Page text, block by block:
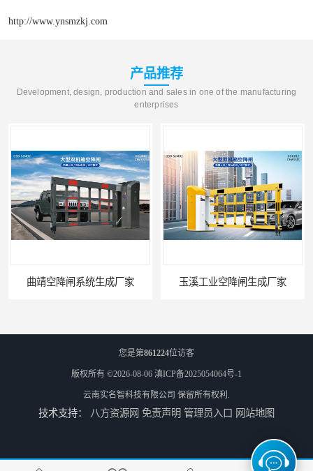
http://www.ynsmzkj.com
产品推荐
Development, design, production and sales in one of the manufacturing
enterprises
曲靖空降闸系统生成厂家 玉溪工业空降闸生成厂家
德宏工业闸门厂家 普洱大型闸门厂家
您是第861224位访客
版权所有 ©2026-08-06 滇ICP备2025054064号-1
云南实名智科技有限公司 保留所有权利.
技术支持： 八方资源网 免责声明 管理员入口 网站地图